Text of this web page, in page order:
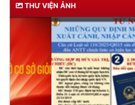
THƯ VIỆN ẢNH